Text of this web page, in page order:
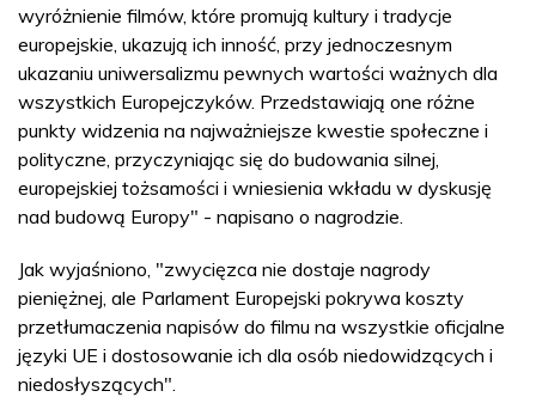
wyróżnienie filmów, które promują kultury i tradycje
europejskie, ukazują ich inność, przy jednoczesnym
ukazaniu uniwersalizmu pewnych wartości ważnych dla
wszystkich Europejczyków. Przedstawiają one różne
punkty widzenia na najważniejsze kwestie społeczne i
polityczne, przyczyniając się do budowania silnej,
europejskiej tożsamości i wniesienia wkładu w dyskusję
nad budową Europy" - napisano o nagrodzie.
Jak wyjaśniono, "zwycięzca nie dostaje nagrody
pieniężnej, ale Parlament Europejski pokrywa koszty
przetłumaczenia napisów do filmu na wszystkie oficjalne
języki UE i dostosowanie ich dla osób niedowidzących i
niedosłyszących".